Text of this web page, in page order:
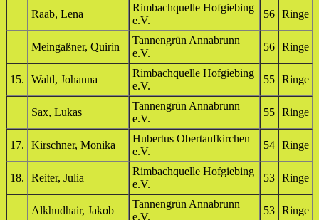
Raab, Lena
Rimbachquelle Hofgiebing
e.V.
56 Ringe
Meingaßner, Quirin
Tannengrün Annabrunn
e.V.
56 Ringe
15. Waltl, Johanna
Rimbachquelle Hofgiebing
e.V.
55 Ringe
Sax, Lukas
Tannengrün Annabrunn
e.V.
55 Ringe
17. Kirschner, Monika
Hubertus Obertaufkirchen
e.V.
54 Ringe
18. Reiter, Julia
Rimbachquelle Hofgiebing
e.V.
53 Ringe
Alkhudhair, Jakob
Tannengrün Annabrunn
e.V.
53 Ringe